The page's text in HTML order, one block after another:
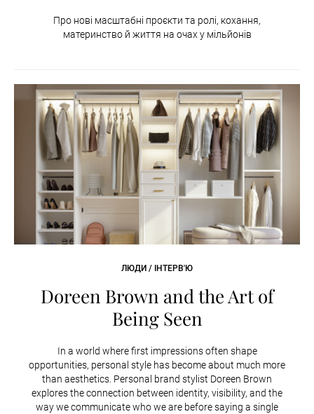
Про нові масштабні проєкти та ролі, кохання,
материнство й життя на очах у мільйонів
ЛЮДИ / ІНТЕРВ'Ю
Doreen Brown and the Art of
Being Seen
In a world where first impressions often shape
opportunities, personal style has become about much more
than aesthetics. Personal brand stylist Doreen Brown
explores the connection between identity, visibility, and the
way we communicate who we are before saying a single